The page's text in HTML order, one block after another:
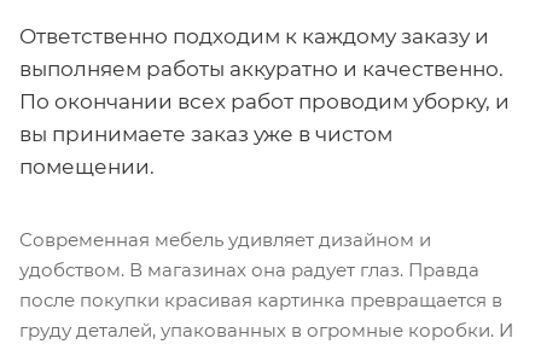
Ответственно подходим к каждому заказу и
выполняем работы аккуратно и качественно.
По окончании всех работ проводим уборку, и
вы принимаете заказ уже в чистом
помещении.
Современная мебель удивляет дизайном и
удобством. В магазинах она радует глаз. Правда
после покупки красивая картинка превращается в
груду деталей, упакованных в огромные коробки. И